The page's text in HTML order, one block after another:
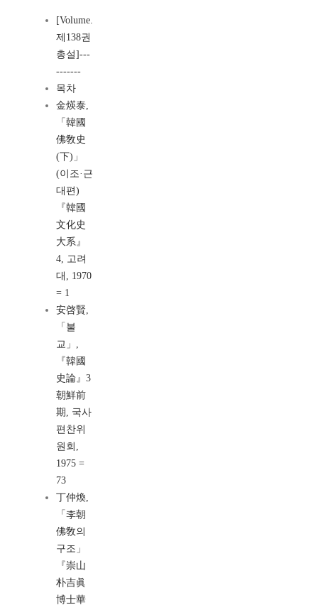
[Volume.
제138권
총설]---
-------
목차
金煐泰,
「韓國
佛敎史
(下)」
(이조·근
대편)
『韓國
文化史
大系』
4, 고려
대, 1970
= 1
安啓賢,
「불
교」,
『韓國
史論』3
朝鮮前
期, 국사
편찬위
원회,
1975 =
73
丁仲煥,
「李朝
佛敎의
구조」
『崇山
朴吉眞
博士華